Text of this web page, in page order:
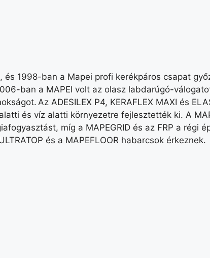
és 1998-ban a Mapei profi kerékpáros csapat
ban a MAPEI volt az olasz labdarúgó-
Az ADESILEX P4, KERAFLEX MAXI és
és víz alatti környezetre fejlesztették ki. A
míg a MAPEGRID és az FRP a régi
és a MAPEFLOOR habarcsok érkeznek.